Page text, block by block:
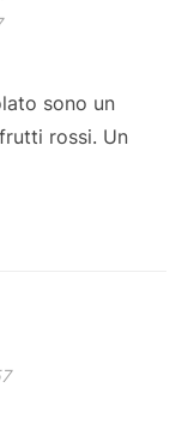
sono un
rossi. Un